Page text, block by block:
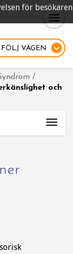
för besökaren
VÄGEN
/
och